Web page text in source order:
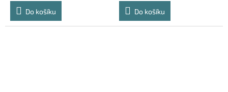
Do košíku Do košíku